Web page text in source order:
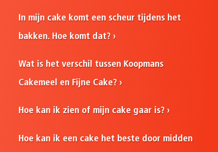
In mijn cake komt een scheur tijdens het
bakken. Hoe komt dat?
Wat is het verschil tussen Koopmans
Cakemeel en Fijne Cake?
Hoe kan ik zien of mijn cake gaar is?
Hoe kan ik een cake het beste door midden